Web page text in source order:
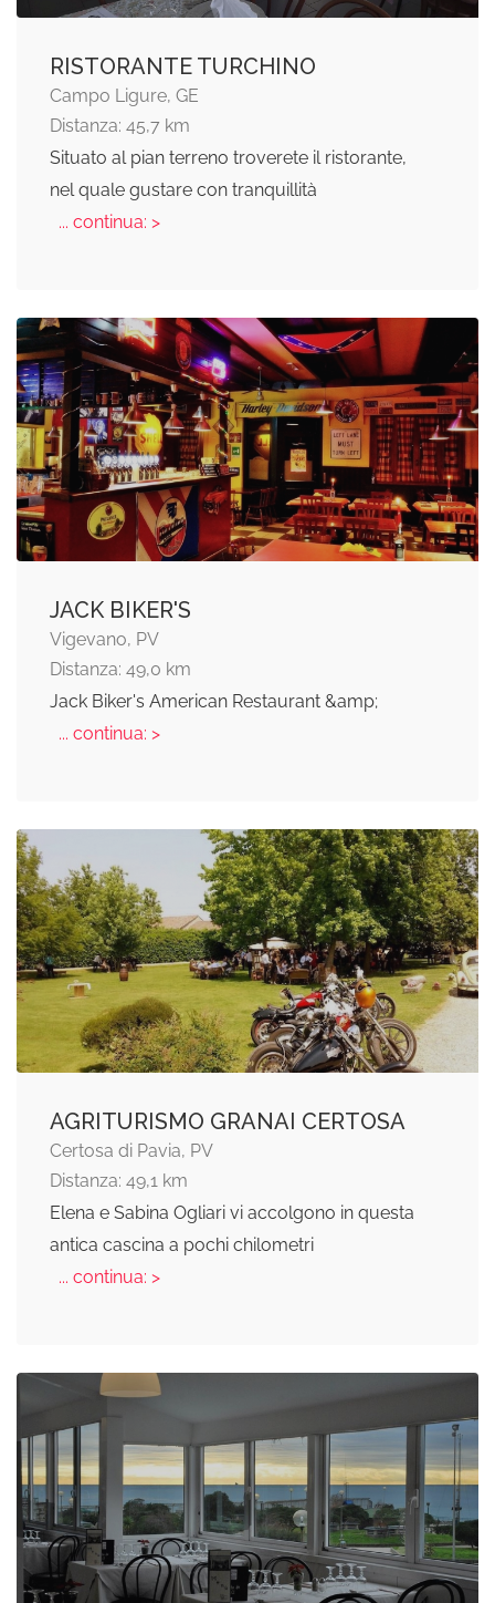
RISTORANTE TURCHINO
Campo Ligure, GE
Distanza: 45,7 km
Situato al pian terreno troverete il ristorante,
nel quale gustare con tranquillità
... continua: >
JACK BIKER'S
Vigevano, PV
Distanza: 49,0 km
Jack Biker's American Restaurant &amp;
... continua: >
AGRITURISMO GRANAI CERTOSA
Certosa di Pavia, PV
Distanza: 49,1 km
Elena e Sabina Ogliari vi accolgono in questa
antica cascina a pochi chilometri
... continua: >